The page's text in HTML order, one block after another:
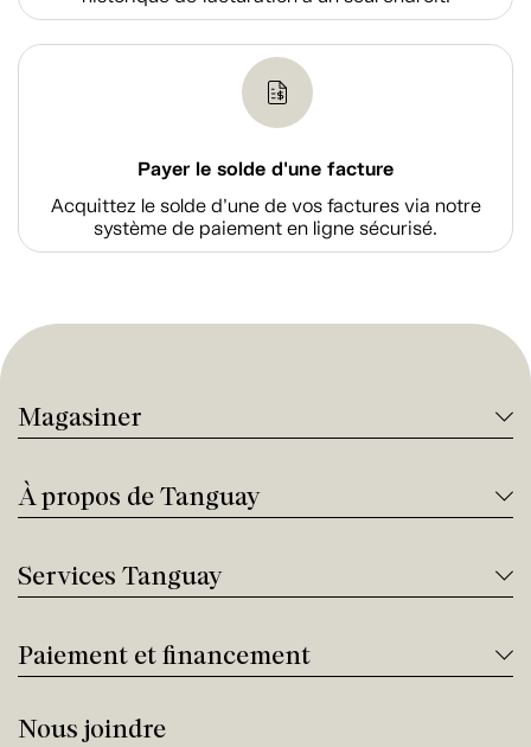
Payer le solde d'une facture
Acquittez le solde d’une de vos factures via notre
système de paiement en ligne sécurisé.
Magasiner
À propos de Tanguay
Services Tanguay
Paiement et financement
Nous joindre